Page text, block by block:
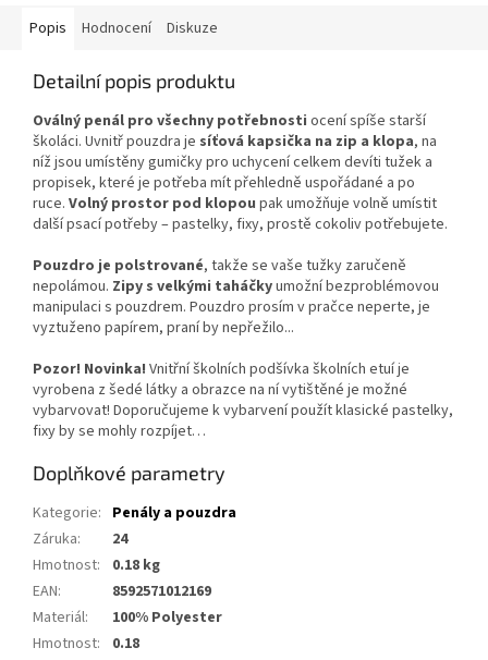
Popis Hodnocení Diskuze
Detailní popis produktu
Oválný penál pro všechny potřebnosti ocení spíše starší
školáci. Uvnitř pouzdra je síťová kapsička na zip a klopa, na
níž jsou umístěny gumičky pro uchycení celkem devíti tužek a
propisek, které je potřeba mít přehledně uspořádané a po
ruce. Volný prostor pod klopou pak umožňuje volně umístit
další psací potřeby – pastelky, fixy, prostě cokoliv potřebujete.
Pouzdro je polstrované, takže se vaše tužky zaručeně
nepolámou. Zipy s velkými taháčkyumožní bezproblémovou
manipulaci s pouzdrem. Pouzdro prosím v pračce neperte, je
vyztuženo papírem, praní by nepřežilo...
Pozor! Novinka! Vnitřní školních podšívka školních etuí je
vyrobena z šedé látky a obrazce na ní vytištěné je možné
vybarvovat! Doporučujeme k vybarvení použít klasické pastelky,
fixy by se mohly rozpíjet…
Doplňkové parametry
Kategorie: Penály a pouzdra
Záruka:
24
Hmotnost:
0.18 kg
EAN:
8592571012169
Materiál:
100% Polyester
Hmotnost:
0.18